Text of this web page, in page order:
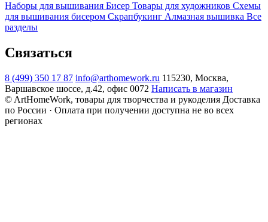
Наборы для вышивания Бисер Товары для художников Схемы
для вышивания бисером Скрапбукинг Алмазная вышивка Все
разделы
Связаться
8 (499) 350 17 87 info@arthomework.ru 115230, Москва,
Варшавское шоссе, д.42, офис 0072 Написать в магазин
© ArtHomeWork, товары для творчества и рукоделия Доставка
по России · Оплата при получении доступна не во всех
регионах